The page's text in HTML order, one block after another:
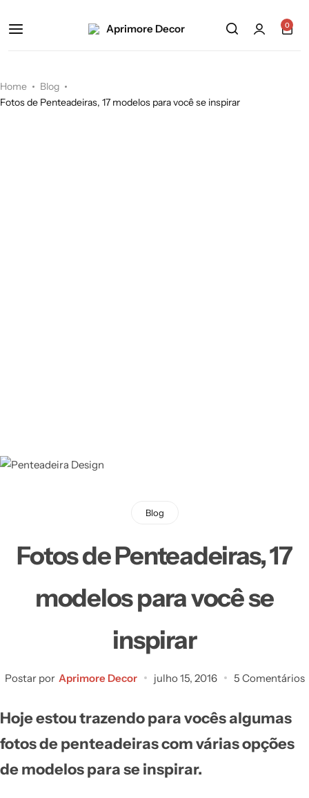
0
Home
Blog
Fotos de Penteadeiras, 17 modelos para você se inspirar
Blog
Fotos de Penteadeiras, 17
modelos para você se
inspirar
Postar por Aprimore Decor julho 15, 2016 5 Comentários
Hoje estou trazendo para vocês algumas
fotos de penteadeiras com várias opções
de modelos para se inspirar.